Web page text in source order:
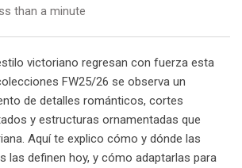
than a minute
victoriano regresan con fuerza esta
FW25/26 se observa un
de detalles románticos, cortes
y estructuras ornamentadas que
Aquí te explico cómo y dónde las
las definen hoy, y cómo adaptarlas para